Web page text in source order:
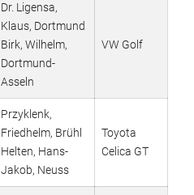
Dr. Ligensa,
Klaus, Dortmund
Birk, Wilhelm,
Dortmund-
Asseln
VW Golf
Przyklenk,
Friedhelm, Brühl
Helten, Hans-
Jakob, Neuss
Toyota
Celica GT